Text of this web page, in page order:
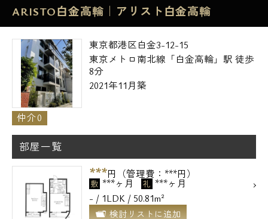
ARISTO白金高輪｜アリスト白金高輪
東京都港区白金3-12-15
東京メトロ南北線「白金高輪」駅 徒歩
8分
2021年11月築
仲介0
部屋一覧
***円（管理費：***円）
敷 ***ヶ月 礼 ***ヶ月
- / 1LDK / 50.81m²
検討リストに追加